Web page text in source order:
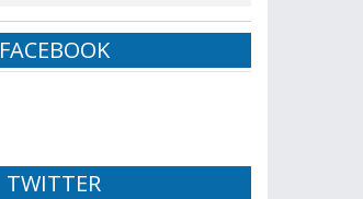
FACEBOOK
TWITTER